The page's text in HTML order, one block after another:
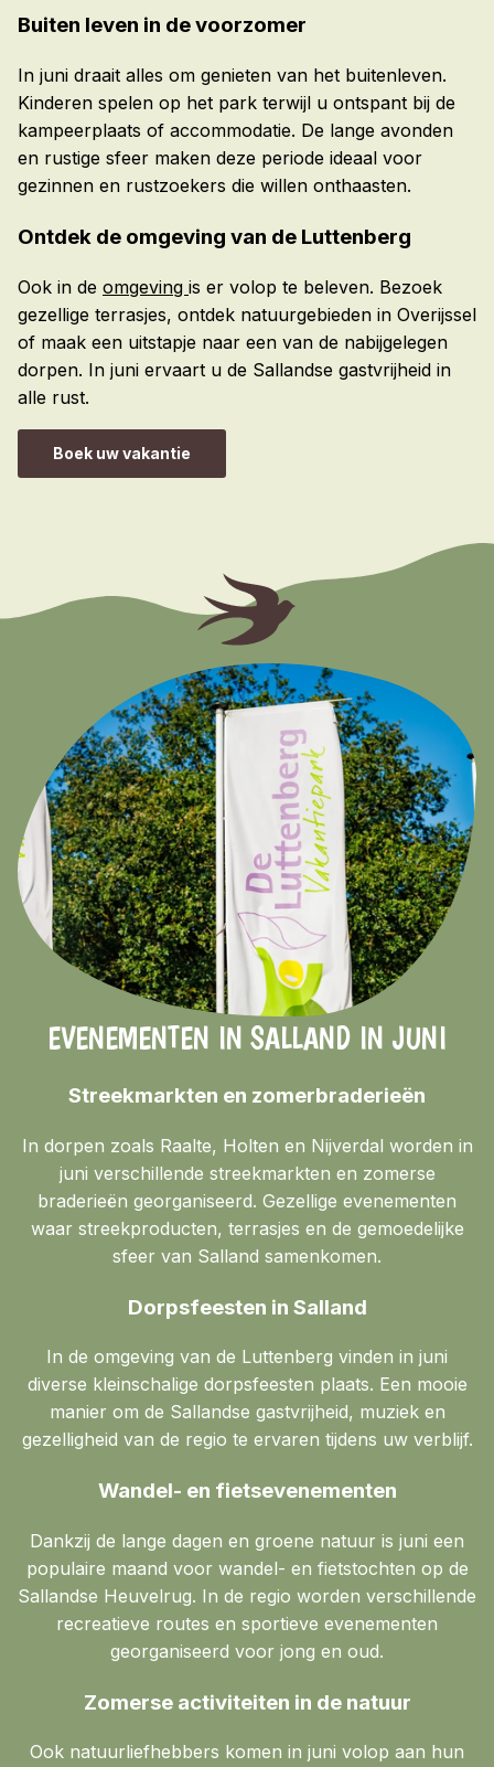
Buiten leven in de voorzomer
In juni draait alles om genieten van het buitenleven.
Kinderen spelen op het park terwijl u ontspant bij de
kampeerplaats of accommodatie. De lange avonden
en rustige sfeer maken deze periode ideaal voor
gezinnen en rustzoekers die willen onthaasten.
Ontdek de omgeving van de Luttenberg
Ook in de omgeving is er volop te beleven. Bezoek
gezellige terrasjes, ontdek natuurgebieden in Overijssel
of maak een uitstapje naar een van de nabijgelegen
dorpen. In juni ervaart u de Sallandse gastvrijheid in
alle rust.
Boek uw vakantie
EVENEMENTEN IN SALLAND IN JUNI
Streekmarkten en zomerbraderieën
In dorpen zoals Raalte, Holten en Nijverdal worden in
juni verschillende streekmarkten en zomerse
braderieën georganiseerd. Gezellige evenementen
waar streekproducten, terrasjes en de gemoedelijke
sfeer van Salland samenkomen.
Dorpsfeesten in Salland
In de omgeving van de Luttenberg vinden in juni
diverse kleinschalige dorpsfeesten plaats. Een mooie
manier om de Sallandse gastvrijheid, muziek en
gezelligheid van de regio te ervaren tijdens uw verblijf.
Wandel- en fietsevenementen
Dankzij de lange dagen en groene natuur is juni een
populaire maand voor wandel- en fietstochten op de
Sallandse Heuvelrug. In de regio worden verschillende
recreatieve routes en sportieve evenementen
georganiseerd voor jong en oud.
Zomerse activiteiten in de natuur
Ook natuurliefhebbers komen in juni volop aan hun